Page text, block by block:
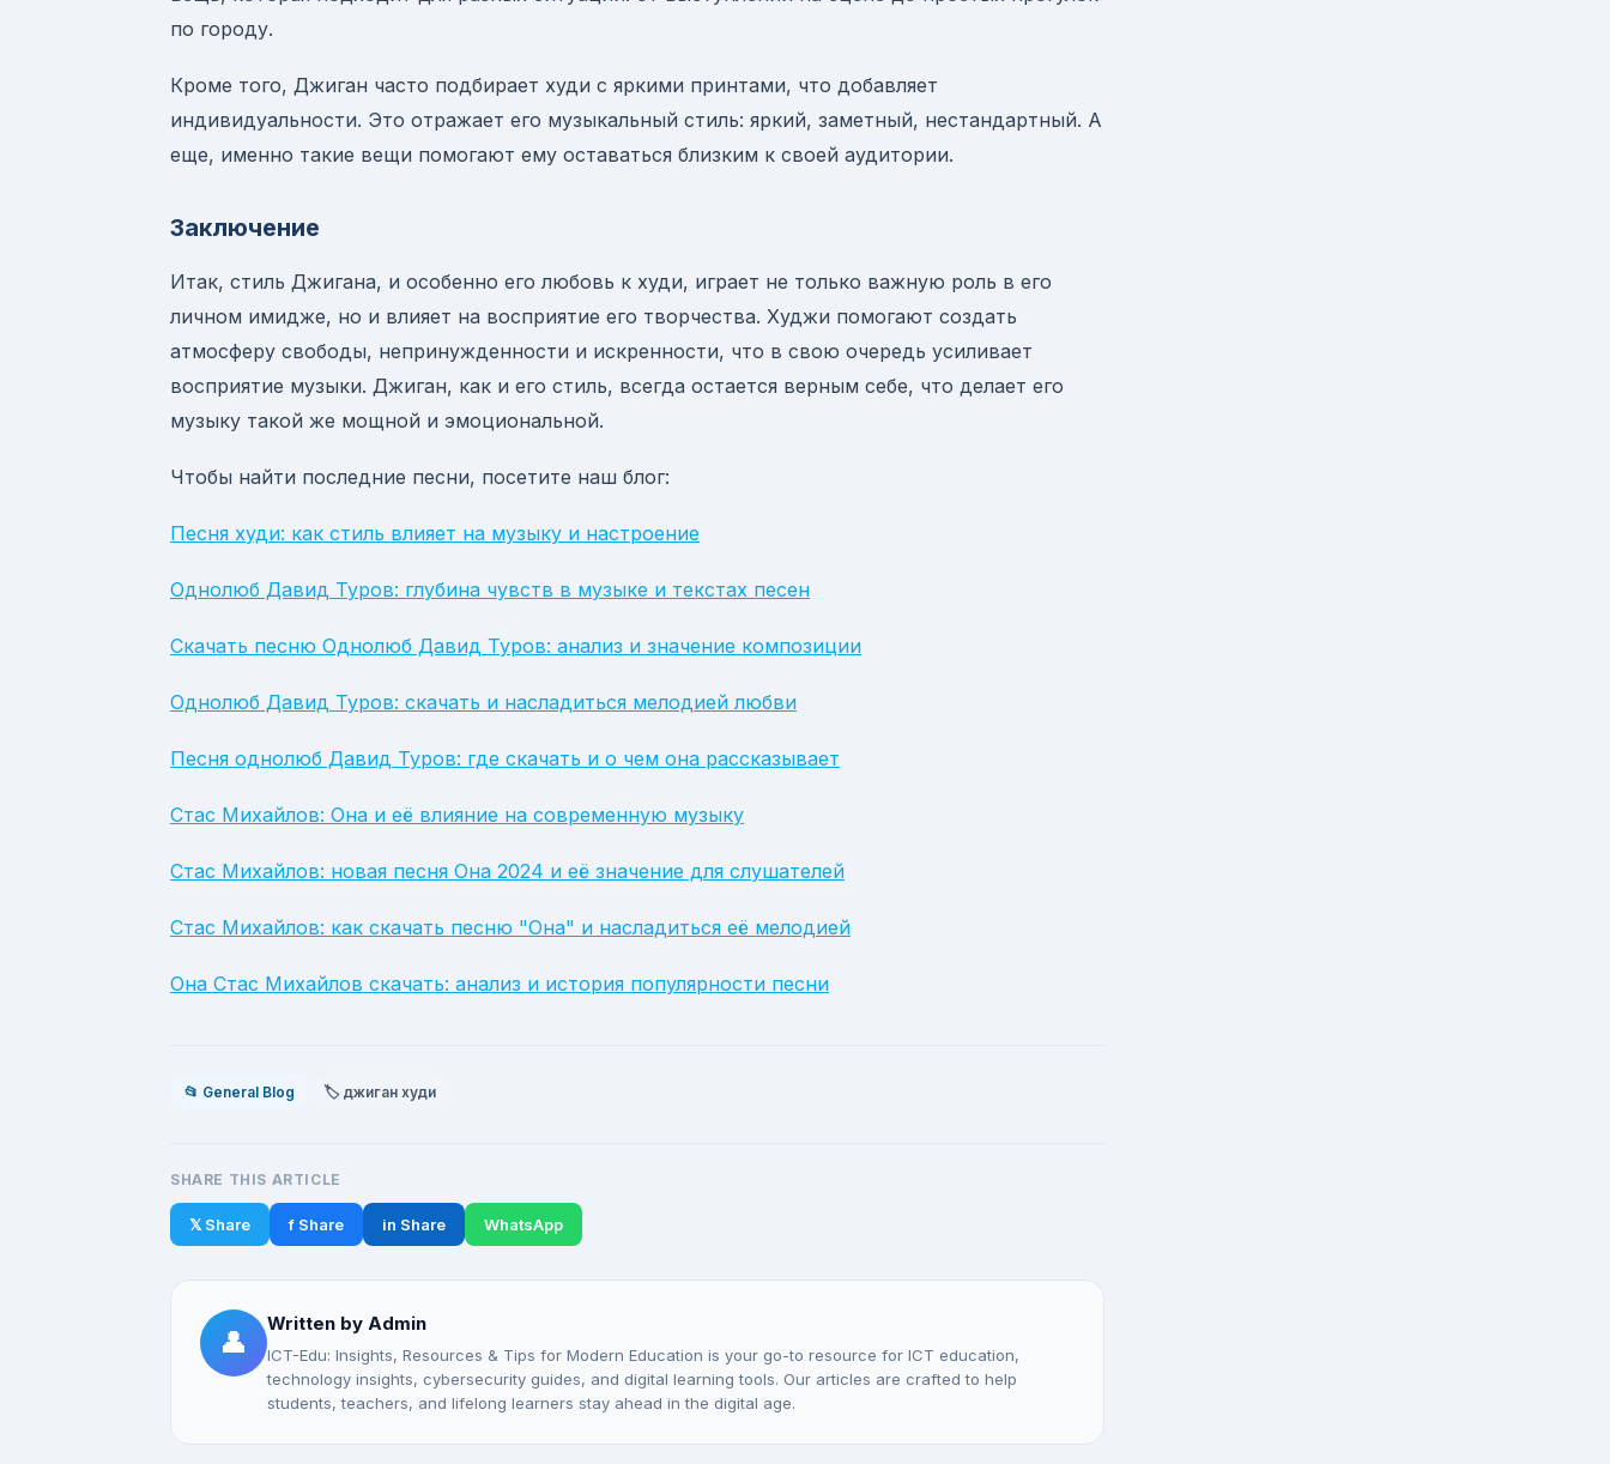
по городу.
Кроме того, Джиган часто подбирает худи с яркими принтами, что добавляет
индивидуальности. Это отражает его музыкальный стиль: яркий, заметный, нестандартный. А
еще, именно такие вещи помогают ему оставаться близким к своей аудитории.
Заключение
Итак, стиль Джигана, и особенно его любовь к худи, играет не только важную роль в его
личном имидже, но и влияет на восприятие его творчества. Худжи помогают создать
атмосферу свободы, непринужденности и искренности, что в свою очередь усиливает
восприятие музыки. Джиган, как и его стиль, всегда остается верным себе, что делает его
музыку такой же мощной и эмоциональной.
Чтобы найти последние песни, посетите наш блог:
Песня худи: как стиль влияет на музыку и настроение
Однолюб Давид Туров: глубина чувств в музыке и текстах песен
Скачать песню Однолюб Давид Туров: анализ и значение композиции
Однолюб Давид Туров: скачать и насладиться мелодией любви
Песня однолюб Давид Туров: где скачать и о чем она рассказывает
Стас Михайлов: Она и её влияние на современную музыку
Стас Михайлов: новая песня Она 2024 и её значение для слушателей
Стас Михайлов: как скачать песню "Она" и насладиться её мелодией
Она Стас Михайлов скачать: анализ и история популярности песни
📂 General Blog 🏷️ джиган худи
SHARE THIS ARTICLE
𝕏 Share f Share in Share WhatsApp
👤
Written by Admin
ICT-Edu: Insights, Resources & Tips for Modern Education is your go-to resource for ICT education,
technology insights, cybersecurity guides, and digital learning tools. Our articles are crafted to help
students, teachers, and lifelong learners stay ahead in the digital age.